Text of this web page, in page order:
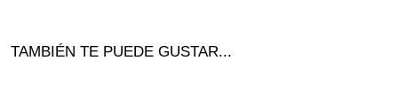
TAMBIÉN TE PUEDE GUSTAR...